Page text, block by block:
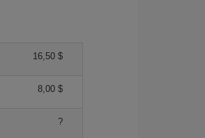
16,50 $
8,00 $
?